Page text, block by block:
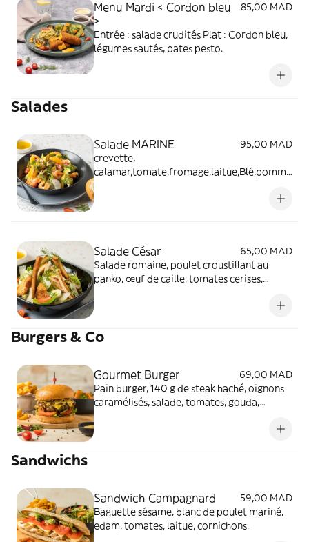
Menu Mardi < Cordon bleu
>
85,00 MAD
Entrée : salade crudités Plat : Cordon bleu,
légumes sautés, pates pesto.
Salades
Salade MARINE
95,00 MAD
crevette,
calamar,tomate,fromage,laitue,Blé,pomme
Salade César
65,00 MAD
Salade romaine, poulet croustillant au
panko, œuf de caille, tomates cerises,
Burgers & Co
Gourmet Burger
69,00 MAD
Pain burger, 140 g de steak haché, oignons
caramélisés, salade, tomates, gouda,
cocktail. Servis avec frites maison et salade
Sandwichs
Sandwich Campagnard
59,00 MAD
Baguette sésame, blanc de poulet mariné,
edam, tomates, laitue, cornichons.